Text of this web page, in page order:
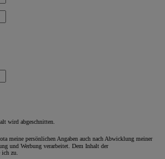
wird abgeschnitten.
meine persönlichen Angaben auch nach Abwicklung meiner
und Werbung verarbeitet. Dem Inhalt der
zu.